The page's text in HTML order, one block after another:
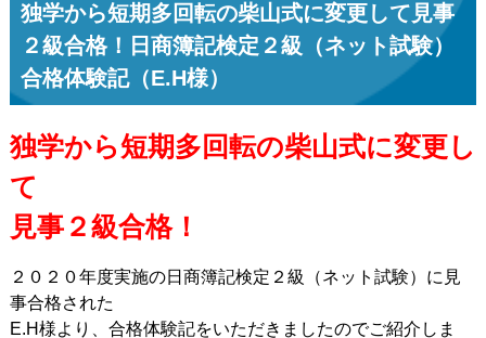
独学から短期多回転の柴山式に変更して見事
２級合格！日商簿記検定２級（ネット試験）
合格体験記（E.H様）
独学から短期多回転の柴山式に変更し
て
見事２級合格！
２０２０年度実施の日商簿記検定２級（ネット試験）に見
事合格された
E.H様より、合格体験記をいただきましたのでご紹介しま